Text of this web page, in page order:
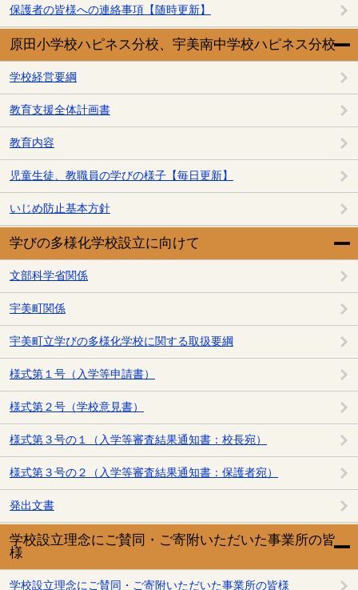
保護者の皆様への連絡事項【随時更新】
原田小学校ハピネス分校、宇美南中学校ハピネス分校
学校経営要綱
教育支援全体計画書
教育内容
児童生徒、教職員の学びの様子【毎日更新】
いじめ防止基本方針
学びの多様化学校設立に向けて
文部科学省関係
宇美町関係
宇美町立学びの多様化学校に関する取扱要綱
様式第１号（入学等申請書）
様式第２号（学校意見書）
様式第３号の１（入学等審査結果通知書：校長宛）
様式第３号の２（入学等審査結果通知書：保護者宛）
発出文書
学校設立理念にご賛同・ご寄附いただいた事業所の皆
様
学校設立理念にご賛同・ご寄附いただいた事業所の皆様